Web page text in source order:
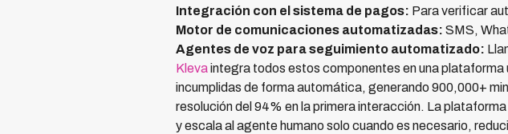
Integración con el sistema de pagos: Para verificar
Motor de comunicaciones automatizadas: SMS,
Agentes de voz para seguimiento automatizado:
Klevaintegra todos estos componentes en una
incumplidas de forma automática, generando 900,000+
resolución del 94% en la primera interacción. La
y escala al agente humano solo cuando es necesario,